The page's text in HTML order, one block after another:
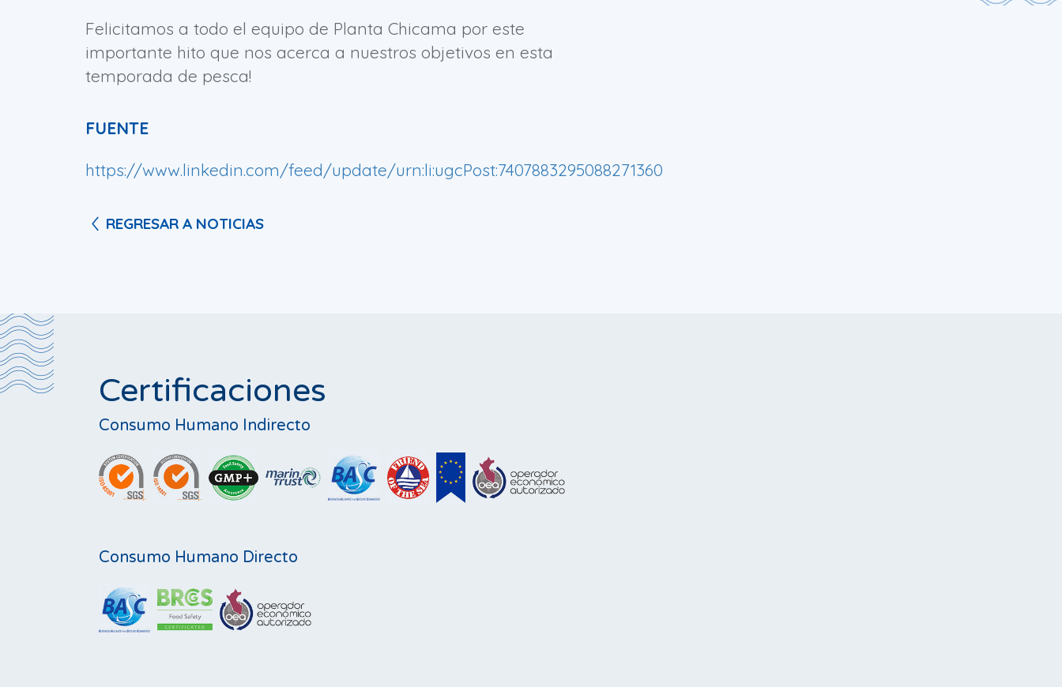
Felicitamos a todo el equipo de Planta Chicama por este
importante hito que nos acerca a nuestros objetivos en esta
temporada de pesca!
FUENTE
https://www.linkedin.com/feed/update/urn:li:ugcPost:7407883295088271360
REGRESAR A NOTICIAS
Certificaciones
Consumo Humano Indirecto
Consumo Humano Directo